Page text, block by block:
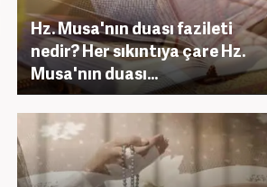
Hz. Musa'nın duası fazileti
nedir? Her sıkıntıya çare Hz.
Musa'nın duası...